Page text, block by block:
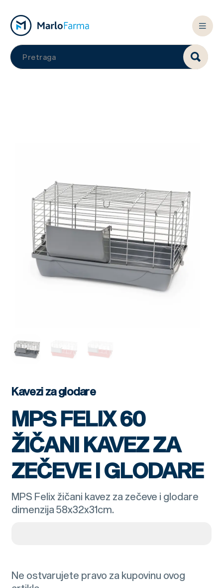
Kavezi za glodare
MPS FELIX 60
ŽIČANI KAVEZ ZA
ZEČEVE I GLODARE
MPS Felix žičani kavez za zečeve i glodare
dimenzija 58x32x31cm.
Ne ostvarujete pravo za kupovinu ovog